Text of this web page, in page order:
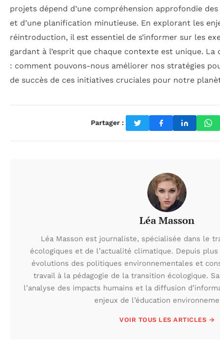
projets dépend d’une compréhension approfondie
et d’une planification minutieuse. En explorant les
réintroduction, il est essentiel de s’informer sur les
gardant à l’esprit que chaque contexte est unique.
: comment pouvons-nous améliorer nos stratégies
de succès de ces initiatives cruciales pour notre
Partager :
Léa Masson
Léa Masson est journaliste, spécialisée dans le
écologiques et de l’actualité climatique. Depuis
évolutions des politiques environnementales et
travail à la pédagogie de la transition écologique.
l’analyse des impacts humains et la diffusion
enjeux de l’éducation
VOIR TOUS LES ARTICLES →